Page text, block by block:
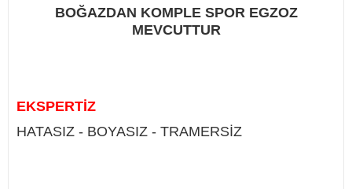
BOĞAZDAN KOMPLE SPOR EGZOZ
MEVCUTTUR
EKSPERTİZ
HATASIZ - BOYASIZ - TRAMERSİZ